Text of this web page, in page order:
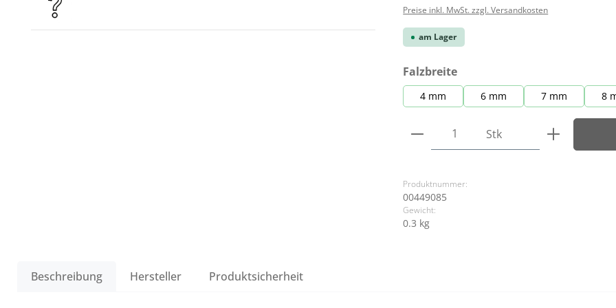
Preise inkl. MwSt. zzgl. Versandkosten
am Lager
Falzbreiteauswählen
4 mm 6 mm 7 mm 8
Produkt Anzahl: Gib den
Stk
Produktnummer:
00449085
Gewicht:
0.3 kg
Beschreibung Hersteller Produktsicherheit